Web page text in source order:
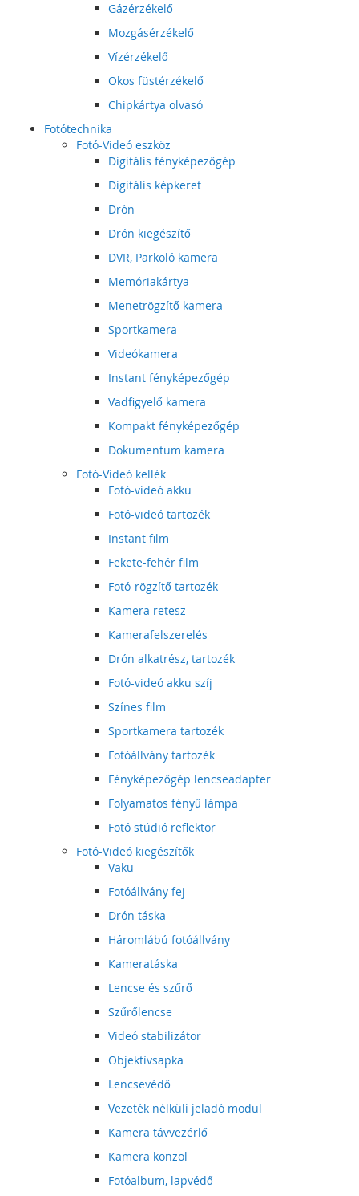
Gázérzékelő
Mozgásérzékelő
Vízérzékelő
Okos füstérzékelő
Chipkártya olvasó
Fotótechnika
Fotó-Videó eszköz
Digitális fényképezőgép
Digitális képkeret
Drón
Drón kiegészítő
DVR, Parkoló kamera
Memóriakártya
Menetrögzítő kamera
Sportkamera
Videókamera
Instant fényképezőgép
Vadfigyelő kamera
Kompakt fényképezőgép
Dokumentum kamera
Fotó-Videó kellék
Fotó-videó akku
Fotó-videó tartozék
Instant film
Fekete-fehér film
Fotó-rögzítő tartozék
Kamera retesz
Kamerafelszerelés
Drón alkatrész, tartozék
Fotó-videó akku szíj
Színes film
Sportkamera tartozék
Fotóállvány tartozék
Fényképezőgép lencseadapter
Folyamatos fényű lámpa
Fotó stúdió reflektor
Fotó-Videó kiegészítők
Vaku
Fotóállvány fej
Drón táska
Háromlábú fotóállvány
Kameratáska
Lencse és szűrő
Szűrőlencse
Videó stabilizátor
Objektívsapka
Lencsevédő
Vezeték nélküli jeladó modul
Kamera távvezérlő
Kamera konzol
Fotóalbum, lapvédő